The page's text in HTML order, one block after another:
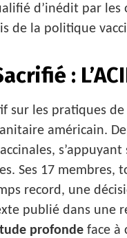
d’inédit par les
de la politique
:
sur les pratiques
américain.
Ses 17
record, une
publié dans une
profonde face à